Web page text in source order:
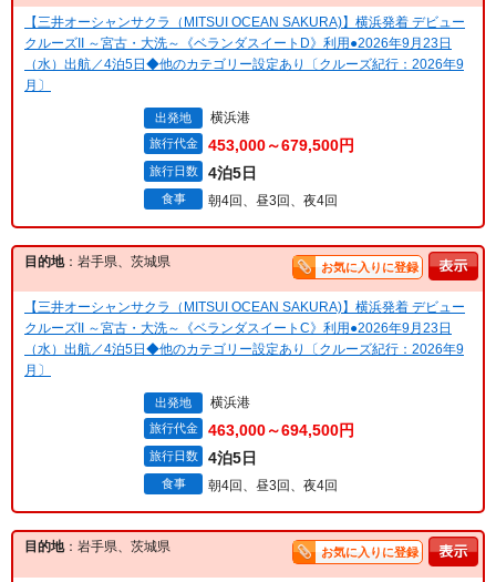
【三井オーシャンサクラ（MITSUI OCEAN SAKURA)】横浜発着 デビュー
クルーズII ～宮古・大洗～《ベランダスイートD》利用●2026年9月23日
（水）出航／4泊5日◆他のカテゴリー設定あり〔クルーズ紀行：2026年9
月〕
出発地 横浜港
旅行代金 453,000～679,500円
旅行日数 4泊5日
食事 朝4回、昼3回、夜4回
目的地：岩手県、茨城県 お気に入りに登録
【三井オーシャンサクラ（MITSUI OCEAN SAKURA)】横浜発着 デビュー
クルーズII ～宮古・大洗～《ベランダスイートC》利用●2026年9月23日
（水）出航／4泊5日◆他のカテゴリー設定あり〔クルーズ紀行：2026年9
月〕
出発地 横浜港
旅行代金 463,000～694,500円
旅行日数 4泊5日
食事 朝4回、昼3回、夜4回
目的地：岩手県、茨城県 お気に入りに登録